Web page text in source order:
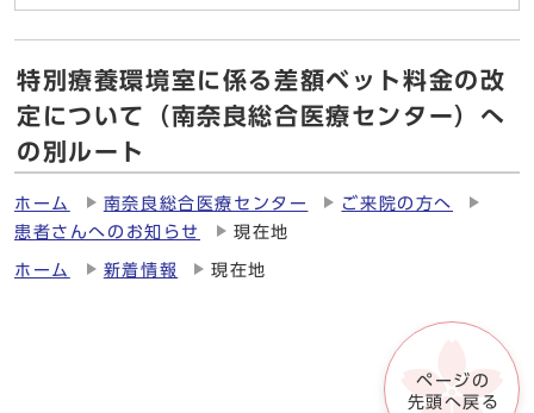
特別療養環境室に係る差額ベット料金の改
定について（南奈良総合医療センター）へ
の別ルート
ホーム 南奈良総合医療センター
ご来院の方へ
患者さんへのお知らせ
現在地
ホーム 新着情報 現在地
ページの
先頭へ戻る